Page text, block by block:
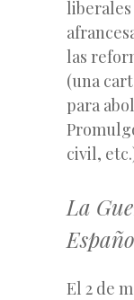
liberales
las
(una
para
civil,
La
El 2 de